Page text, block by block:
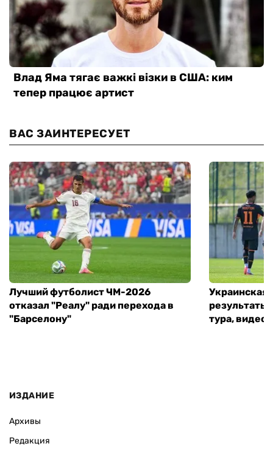
ВАС ЗАИНТЕРЕСУЕТ
Лучший футболист ЧМ-2026
отказал "Реалу" ради перехода в
"Барселону"
Украинская
результаты
тура, видео
ИЗДАНИЕ
Архивы
Редакция